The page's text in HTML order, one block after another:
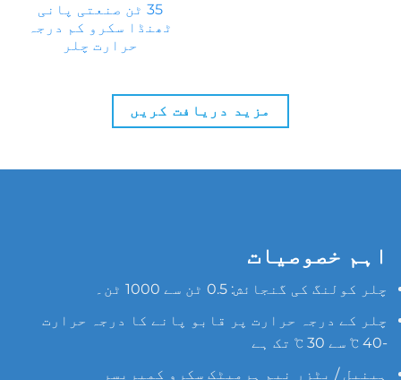
35 ٹن صنعتی پانی
ٹھنڈا سکرو کم درجہ
حرارت چلر
مزید دریافت کریں
اہم خصوصیات
چلر کولنگ کی گنجائش: 0.5 ٹن سے 1000 ٹن۔
چلر کے درجہ حرارت پر قابو پانے کا درجہ حرارت
-40 ℃ سے 30 ℃ تک ہے
ہینبل / بٹزر نیم ہرمیٹک سکرو کمپریسر